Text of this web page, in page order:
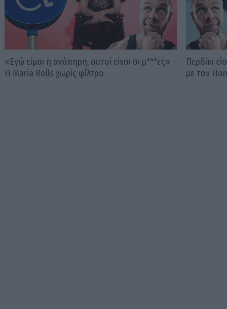
«Εγώ είμαι η ανάπηρη, αυτοί είναι οι μ***ες» –
Η Maria Rolls χωρίς φίλτρο
Περδίκι
με τον